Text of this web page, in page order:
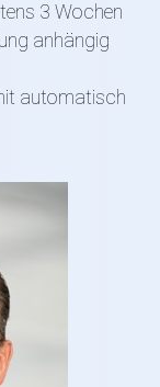
3 Wochen
anhängig
automatisch